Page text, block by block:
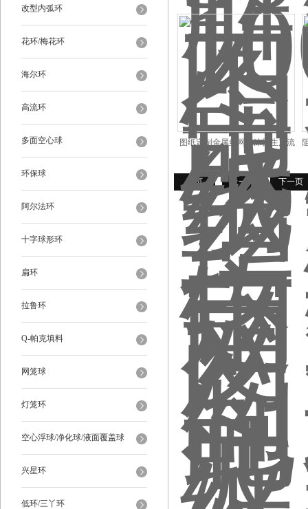
改型内弧环
花环/梅花环
海尔环
高流环
多面空心球
环保球
阿尔法环
十字球形环
扁环
拉鲁环
Q-帕克填料
网笼球
灯笼环
空心浮球/净化球/液面覆盖球
兴星环
低环/三丫环
帽泡罩塔盘 脱硫泵
图纸定制金属丝网除沫器生产流
程
首页 上一页 下一页